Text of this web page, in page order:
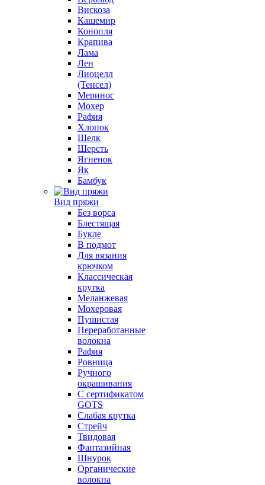
Вискоза
Кашемир
Конопля
Крапива
Лама
Лен
Лиоцелл
(Тенсел)
Меринос
Мохер
Рафия
Хлопок
Шелк
Шерсть
Ягненок
Як
Бамбук
Вид пряжи
Без ворса
Блестящая
Букле
В подмот
Для вязания
крючком
Классическая
крутка
Меланжевая
Мохеровая
Пушистая
Переработанные
волокна
Рафия
Ровница
Ручного
окрашивания
С сертификатом
GOTS
Слабая крутка
Стрейч
Твидовая
Фантазийная
Шнурок
Органические
волокна